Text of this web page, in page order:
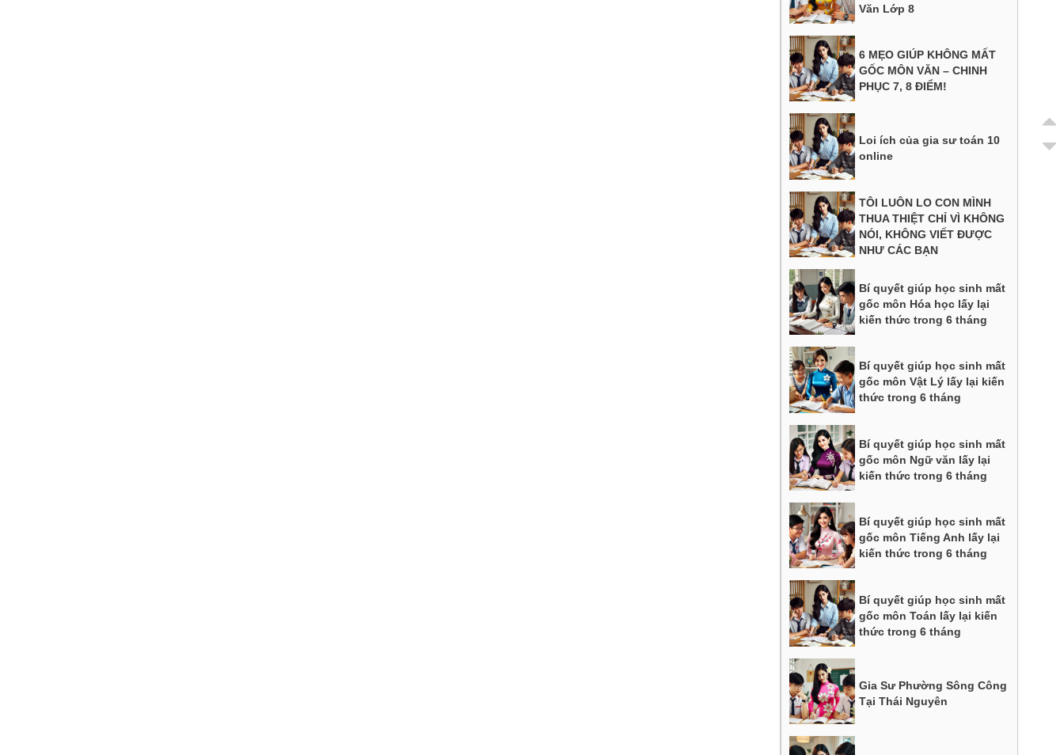
Văn Lớp 8
6 MẸO GIÚP KHÔNG MẤT
GỐC MÔN VĂN – CHINH
PHỤC 7, 8 ĐIỂM!
Loi ích của gia sư toán 10
online
TÔI LUÔN LO CON MÌNH
THUA THIỆT CHỈ VÌ KHÔNG
NÓI, KHÔNG VIẾT ĐƯỢC
NHƯ CÁC BẠN
Bí quyết giúp học sinh mất
gốc môn Hóa học lấy lại
kiến thức trong 6 tháng
Bí quyết giúp học sinh mất
gốc môn Vật Lý lấy lại kiến
thức trong 6 tháng
Bí quyết giúp học sinh mất
gốc môn Ngữ văn lấy lại
kiến thức trong 6 tháng
Bí quyết giúp học sinh mất
gốc môn Tiếng Anh lấy lại
kiến thức trong 6 tháng
Bí quyết giúp học sinh mất
gốc môn Toán lấy lại kiến
thức trong 6 tháng
Gia Sư Phường Sông Công
Tại Thái Nguyên